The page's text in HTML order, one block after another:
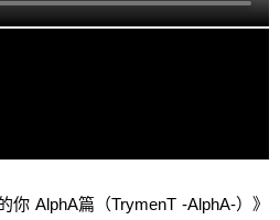
你 AlphA篇（TrymenT -AlphA-）》